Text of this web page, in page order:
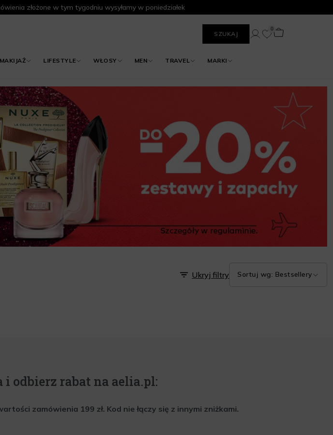
złożone w tym tygodniu wysyłamy w poniedziałek
SZUKAJ
MAKIJAŻ LIFESTYLE WŁOSY MEN TRAVEL MARKI
0
Ukryj filtry Sortuj wg: Bestsellery
i odbierz rabat na aelia.pl:
zamówienia 199 zł. Kod nie łączy się z innymi zniżkami.